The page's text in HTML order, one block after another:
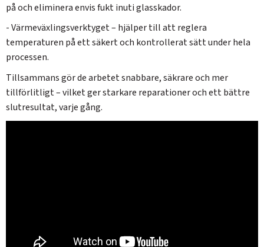
på och eliminera envis fukt inuti glasskador.
- Värmeväxlingsverktyget – hjälper till att reglera
temperaturen på ett säkert och kontrollerat sätt under hela
processen.
Tillsammans gör de arbetet snabbare, säkrare och mer
tillförlitligt – vilket ger starkare reparationer och ett bättre
slutresultat, varje gång.